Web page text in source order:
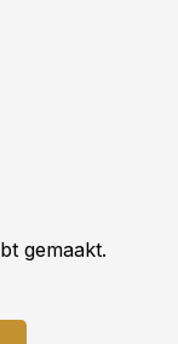
gemaakt.